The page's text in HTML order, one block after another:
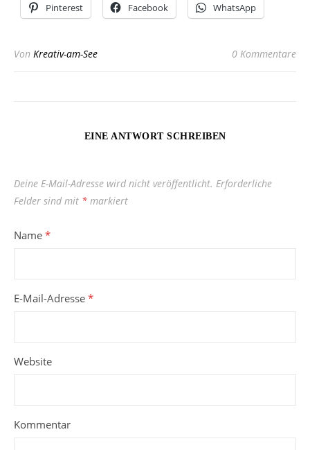
Pinterest Facebook WhatsApp
Von Kreativ-am-See 0 Kommentare
EINE ANTWORT SCHREIBEN
Deine E-Mail-Adresse wird nicht veröffentlicht. Erforderliche
Felder sind mit * markiert
Name *
E-Mail-Adresse *
Website
Kommentar